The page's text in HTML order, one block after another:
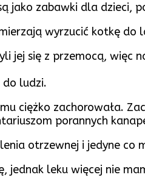
jako zabawki dla dzieci,
wyrzucić kotkę do
jej się z przemocą, więc
do ludzi.
ciężko zachorowała.
porannych
otrzewnej i jedyne co
jednak leku więcej nie